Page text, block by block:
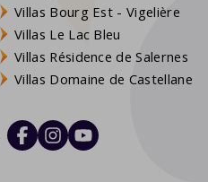
Villas Bourg Est - Vigelière
Villas Le Lac Bleu
Villas Résidence de Salernes
Villas Domaine de Castellane